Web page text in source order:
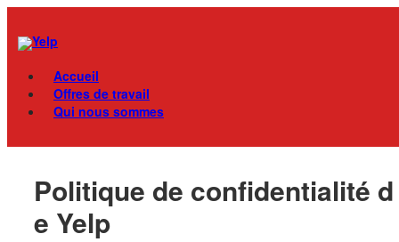
content
Accueil
Offres de travail
Qui nous sommes
Politique de confidentialité d
e Yelp